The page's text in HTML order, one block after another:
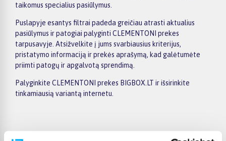
taikomus specialius pasiūlymus.
Puslapyje esantys filtrai padeda greičiau atrasti aktualius
pasiūlymus ir patogiai palyginti CLEMENTONI prekes
tarpusavyje. Atsižvelkite į jums svarbiausius kriterijus,
pristatymo informaciją ir prekės aprašymą, kad galėtumėte
priimti patogų ir apgalvotą sprendimą.
Palyginkite CLEMENTONI prekes BIGBOX.LT ir išsirinkite
tinkamiausią variantą internetu.